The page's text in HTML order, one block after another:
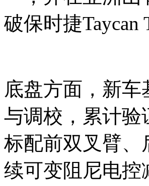
破保时捷
底盘方面，新
与调校，累计验
标配前双叉臂、
续可变阻尼电控